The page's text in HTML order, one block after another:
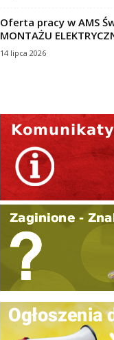
Oferta pracy w AMS
MONTAŻU
14 lipca 2026